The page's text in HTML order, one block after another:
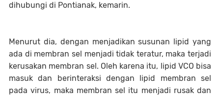
dihubungi di Pontianak, kemarin.
Menurut dia, dengan menjadikan susunan lipid yang
ada di membran sel menjadi tidak teratur, maka terjadi
kerusakan membran sel. Oleh karena itu, lipid VCO bisa
masuk dan berinteraksi dengan lipid membran sel
pada virus, maka membran sel itu menjadi rusak dan